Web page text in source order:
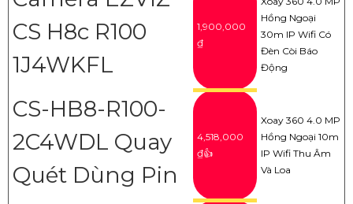
CS H8c R100
1J4WKFL
1,900,000
₫
Hồng Ngoại
30m IP Wifi Có
Đèn Còi Báo
Động
CS-HB8-R100-
2C4WDL Quay
Quét Dùng Pin
4,518,000
₫👍
Xoay 360 4.0 MP
Hồng Ngoại 10m
IP Wifi Thu Âm
Và Loa